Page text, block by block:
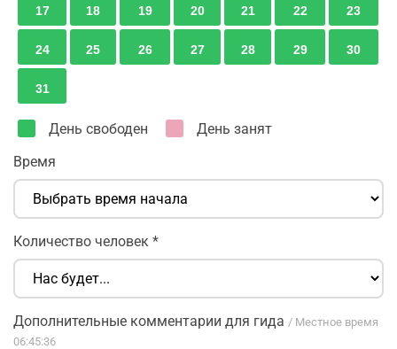
17 18 19 20 21 22 23
24 25 26 27 28 29 30
31
День свободен
День занят
Время
Количество человек *
Дополнительные комментарии для гида / Местное время
06:45:36